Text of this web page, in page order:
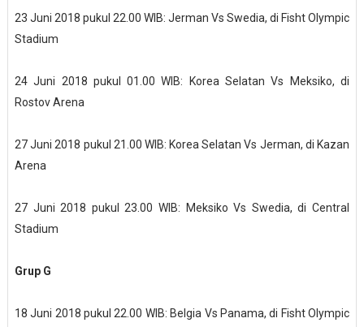
23 Juni 2018 pukul 22.00 WIB: Jerman Vs Swedia, di Fisht Olympic
Stadium
24 Juni 2018 pukul 01.00 WIB: Korea Selatan Vs Meksiko, di
Rostov Arena
27 Juni 2018 pukul 21.00 WIB: Korea Selatan Vs Jerman, di Kazan
Arena
27 Juni 2018 pukul 23.00 WIB: Meksiko Vs Swedia, di Central
Stadium
Grup G
18 Juni 2018 pukul 22.00 WIB: Belgia Vs Panama, di Fisht Olympic